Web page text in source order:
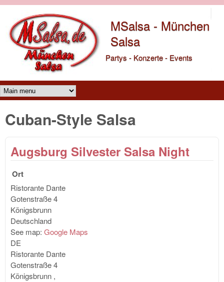
MSalsa - München
Salsa
Partys - Konzerte - Events
Main menu
Cuban-Style Salsa
Augsburg Silvester Salsa Night
Ort
Ristorante Dante
Gotenstraße 4
Königsbrunn
Deutschland
See map: Google Maps
DE
Ristorante Dante
Gotenstraße 4
Königsbrunn ,